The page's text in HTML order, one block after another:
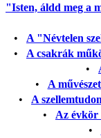
"Isten, áldd meg a
• A "Névtelen
• A csakrák
•
• A
• A
• Az évkör
•